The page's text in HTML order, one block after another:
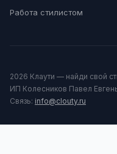
Работа стилистом
2026 Клаути — найди свой
ИП Колесников Павел
Связь: info@clouty.ru